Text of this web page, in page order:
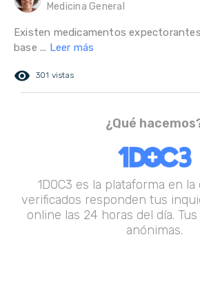
Medicina General
Existen medicamentos
base ... Leer más
remove_red_eye 301 vistas
¿Qué
1DOC3 es la plataforma en
verificados responden tus
online las 24 horas del día.
anónimas.